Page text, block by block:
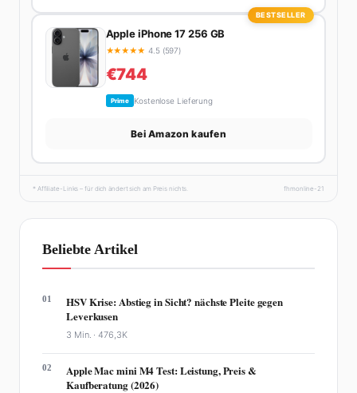
BESTSELLER
Apple iPhone 17 256 GB
★★★★★ 4.5 (597)
€744
Prime Kostenlose Lieferung
Bei Amazon kaufen
* Affiliate-Links – für dich ändert sich am Preis nichts. fhmonline-21
Beliebte Artikel
01
HSV Krise: Abstieg in Sicht? nächste Pleite gegen
Leverkusen
3 Min. ·476,3K
02
Apple Mac mini M4 Test: Leistung, Preis &
Kaufberatung (2026)